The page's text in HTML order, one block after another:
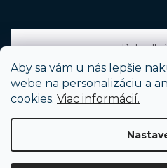
Aby sa vám u nás lepšie
webe na personalizáciu a
cookies. Viac informácií.